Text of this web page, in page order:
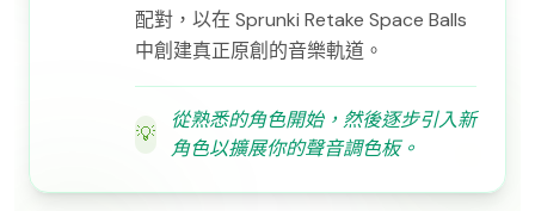
配對，以在 Sprunki Retake Space Balls
中創建真正原創的音樂軌道。
💡
從熟悉的角色開始，然後逐步引入新
角色以擴展你的聲音調色板。